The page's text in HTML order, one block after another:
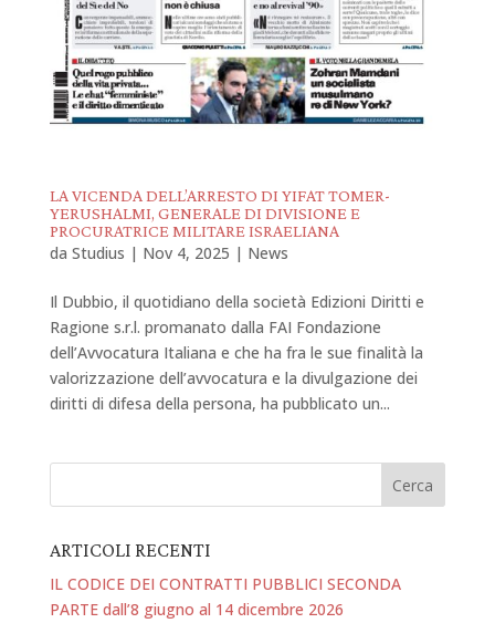
LA VICENDA DELL’ARRESTO DI YIFAT TOMER-
YERUSHALMI, GENERALE DI DIVISIONE E
PROCURATRICE MILITARE ISRAELIANA
da Studius | Nov 4, 2025 | News
Il Dubbio, il quotidiano della società Edizioni Diritti e
Ragione s.r.l. promanato dalla FAI Fondazione
dell’Avvocatura Italiana e che ha fra le sue finalità la
valorizzazione dell’avvocatura e la divulgazione dei
diritti di difesa della persona, ha pubblicato un...
ARTICOLI RECENTI
IL CODICE DEI CONTRATTI PUBBLICI SECONDA
PARTE dall’8 giugno al 14 dicembre 2026